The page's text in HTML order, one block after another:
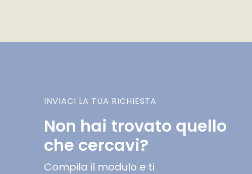
INVIACI LA TUA RICHIESTA
Non hai trovato quello
che cercavi?
Compila il modulo e ti